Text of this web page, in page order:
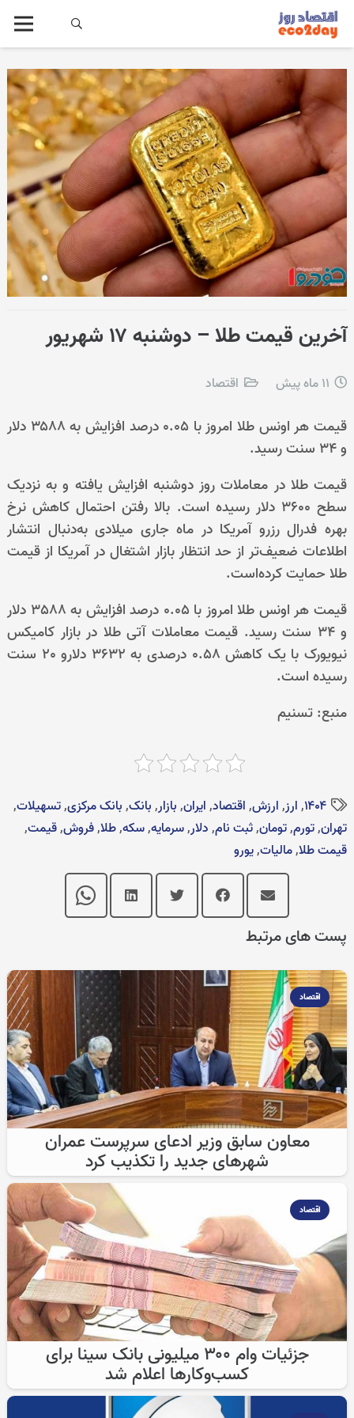
آخرین قیمت طلا – دوشنبه ۱۷ شهریور
11 ماه پیش اقتصاد
قیمت هر اونس طلا امروز با ۰.۰۵ درصد افزایش به ۳۵۸۸ دلار
و ۳۴ سنت رسید.
قیمت طلا در معاملات روز دوشنبه افزایش یافته و به نزدیک
سطح 3600 دلار رسیده است. بالا رفتن احتمال کاهش نرخ
بهره فدرال رزرو آمریکا در ماه جاری میلادی به‌دنبال انتشار
اطلاعات ضعیف‌تر از حد انتظار بازار اشتغال در آمریکا از قیمت
طلا حمایت کرده‌است.
قیمت هر اونس طلا امروز با 0.05 درصد افزایش به 3588 دلار
و 34 سنت رسید. قیمت معاملات آتی طلا در بازار کامیکس
نیویورک با یک کاهش 0.58 درصدی به 3632 دلارو 20 سنت
رسیده است.
منبع: تسنیم
۱۴۰۴,ارز,ارزش,اقتصاد,ایران,بازار,بانک,بانک مرکزی,تسهیلات,
تهران,تورم,تومان,ثبت نام,دلار,سرمایه,سکه,طلا,فروش,قیمت‌,
قیمت طلا,مالیات,یورو
پست های مرتبط
اقتصاد
معاون سابق وزیر ادعای سرپرست عمران
شهرهای جدید را تکذیب کرد
اقتصاد
جزئیات وام ۳۰۰ میلیونی بانک سینا برای
کسب‌وکارها اعلام شد